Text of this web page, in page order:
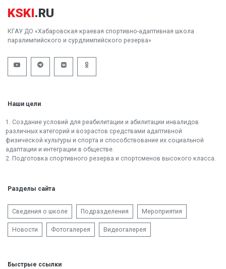
KSKI.RU
КГАУ ДО «Хабаровская краевая спортивно-адаптивная школа
паралимпийского и сурдлимпийского резерва»
Наши цели
1. Создание условий для реабилитации и абилитации инвалидов
различных категорий и возрастов средствами адаптивной
физической культуры и спорта и способствование их социальной
адаптации и интеграции в обществе.
2. Подготовка спортивного резерва и спортсменов высокого класса.
Разделы сайта
Сведения о школе Подразделения Мероприятия
Новости Фотогалерея Видеогалерея
Быстрые ссылки